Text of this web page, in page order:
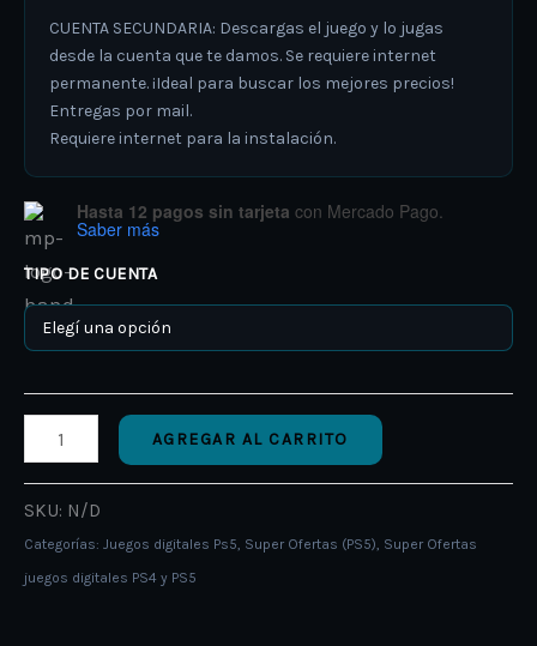
CUENTA SECUNDARIA: Descargas el juego y lo jugas
desde la cuenta que te damos. Se requiere internet
permanente. ¡Ideal para buscar los mejores precios!
Entregas por mail.
Requiere internet para la instalación.
Hasta 12 pagos sin tarjeta con Mercado Pago.
Saber más
TIPO DE CUENTA
AGREGAR AL CARRITO
SKU: N/D
Categorías: Juegos digitales Ps5 Super Ofertas (PS5) Super Ofertas
juegos digitales PS4 y PS5